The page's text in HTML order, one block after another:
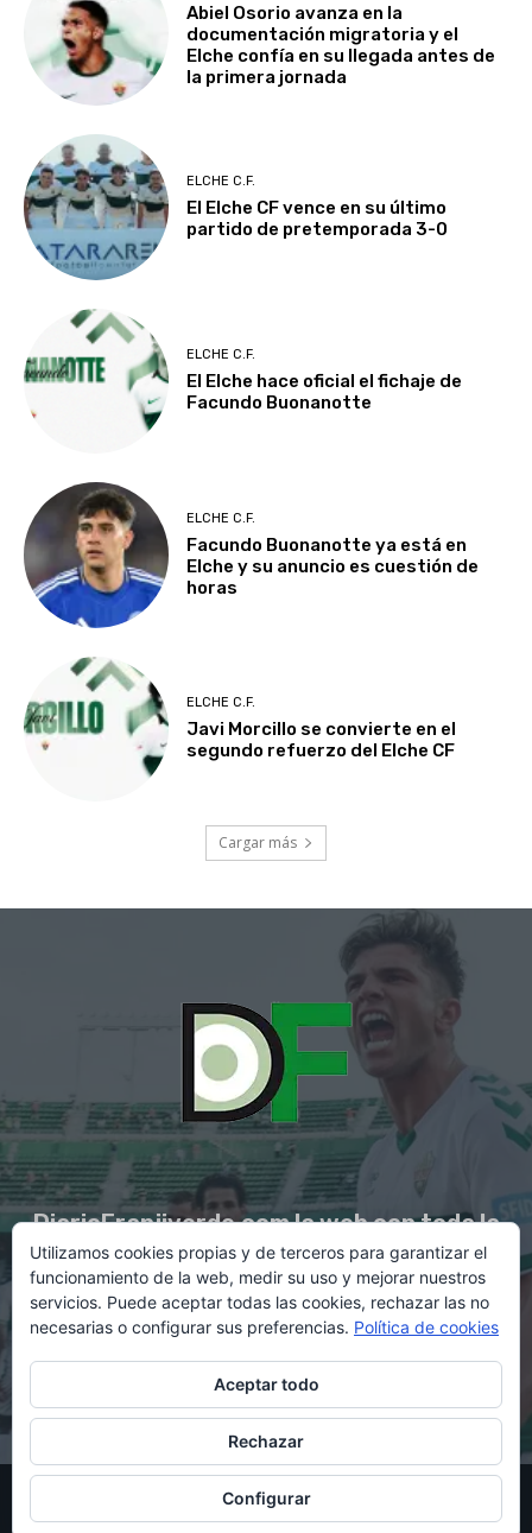
Abiel Osorio avanza en la
documentación migratoria y el
Elche confía en su llegada antes de
la primera jornada
ELCHE C.F.
El Elche CF vence en su último
partido de pretemporada 3-0
ELCHE C.F.
El Elche hace oficial el fichaje de
Facundo Buonanotte
ELCHE C.F.
Facundo Buonanotte ya está en
Elche y su anuncio es cuestión de
horas
ELCHE C.F.
Javi Morcillo se convierte en el
segundo refuerzo del Elche CF
Cargar más
DiarioFranjiverde.com la web con toda la
información del Elche C.F.
Contacto en:diario@franjiverde.com
© Copyright 2021 - Gestión y diseño por Rubén Maestre
Política de cookies Política de privacidad
Utilizamos cookies propias y de terceros para garantizar el
funcionamiento de la web, medir su uso y mejorar nuestros
servicios. Puede aceptar todas las cookies, rechazar las no
necesarias o configurar sus preferencias. Política de cookies
Aceptar todo
Rechazar
Configurar